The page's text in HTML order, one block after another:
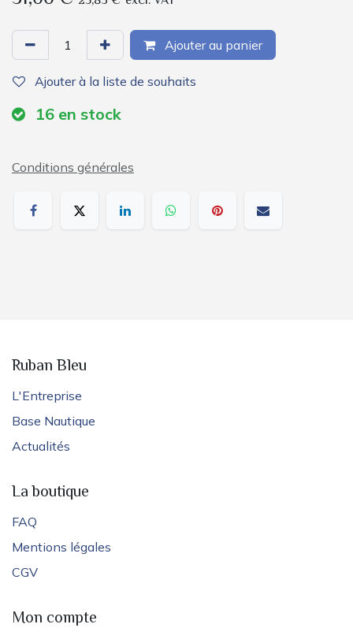
Ajouter au panier
Ajouter à la liste de souhaits
16 en stock
Conditions générales
Ruban Bleu
L'Entreprise
Base Nautique
Actualités
La boutique
FAQ
Mentions légales
CGV
Mon compte